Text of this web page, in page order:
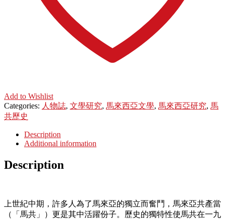
Add to Wishlist
Categories: 人物誌, 文學研究, 馬來西亞文學, 馬來西亞研究, 馬
共歷史
Description
Additional information
Description
上世紀中期，許多人為了馬來亞的獨立而奮鬥，馬來亞共產當
（「馬共」）更是其中活躍份子。歷史的獨特性使馬共在一九